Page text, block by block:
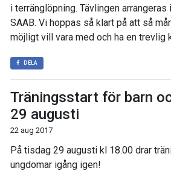
i terränglöpning. Tävlingen
SAAB. Vi hoppas så klart på att så
möjligt vill vara med och ha en trevlig
DELA
Träningsstart för barn
29 augusti
22 aug 2017
På tisdag 29 augusti kl 18.00 drar
ungdomar igång igen!